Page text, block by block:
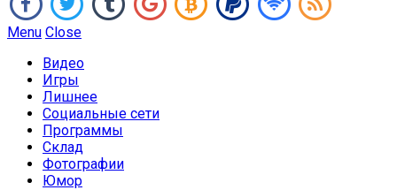
Menu Close
Видео
Игры
Лишнее
Социальные сети
Программы
Склад
Фотографии
Юмор